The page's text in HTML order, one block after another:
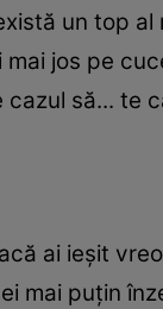
un top
jos pe
să... te
ai ieşit
mai puţin